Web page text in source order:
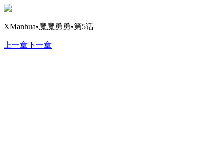
XManhua•魔魔勇勇•第5话
上一章下一章